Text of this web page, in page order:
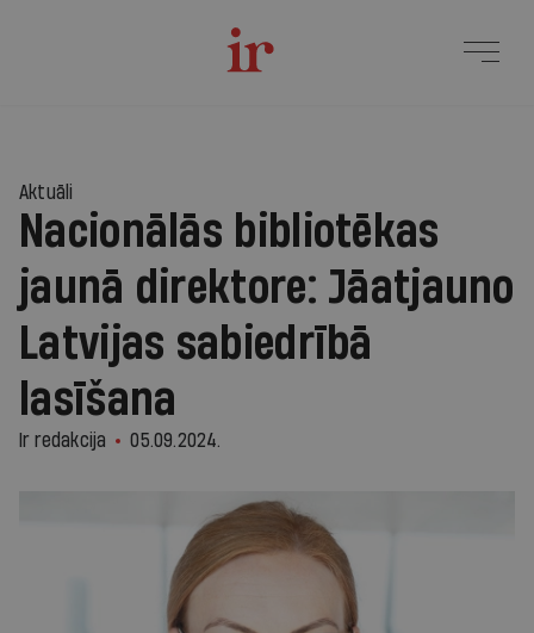
Aktuāli
Nacionālās bibliotēkas
jaunā direktore: Jāatjauno
Latvijas sabiedrībā
lasīšana
Ir redakcija 05.09.2024.